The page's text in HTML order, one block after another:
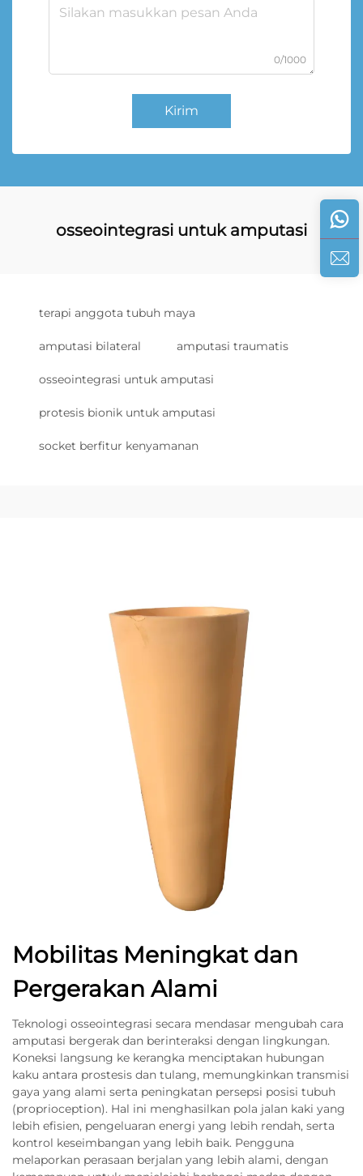
0/1000
Kirim
osseointegrasi untuk amputasi
terapi anggota tubuh maya
amputasi bilateral amputasi traumatis
osseointegrasi untuk amputasi
protesis bionik untuk amputasi
socket berfitur kenyamanan
Mobilitas Meningkat dan
Pergerakan Alami
Teknologi osseointegrasi secara mendasar mengubah cara
amputasi bergerak dan berinteraksi dengan lingkungan.
Koneksi langsung ke kerangka menciptakan hubungan
kaku antara prostesis dan tulang, memungkinkan transmisi
gaya yang alami serta peningkatan persepsi posisi tubuh
(proprioception). Hal ini menghasilkan pola jalan kaki yang
lebih efisien, pengeluaran energi yang lebih rendah, serta
kontrol keseimbangan yang lebih baik. Pengguna
melaporkan perasaan berjalan yang lebih alami, dengan